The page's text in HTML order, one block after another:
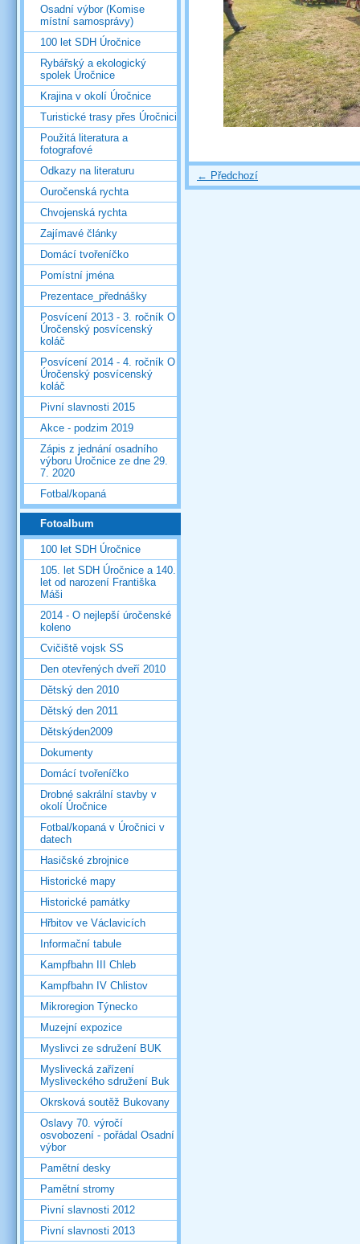
← Předchozí
Osadní výbor (Komise
místní samosprávy)
100 let SDH Úročnice
Rybářský a ekologický
spolek Úročnice
Krajina v okolí Úročnice
Turistické trasy přes Úročnici
Použitá literatura a
fotografové
Odkazy na literaturu
Ouročenská rychta
Chvojenská rychta
Zajímavé články
Domácí tvořeníčko
Pomístní jména
Prezentace_přednášky
Posvícení 2013 - 3. ročník O
Úročenský posvícenský
koláč
Posvícení 2014 - 4. ročník O
Úročenský posvícenský
koláč
Pivní slavnosti 2015
Akce - podzim 2019
Zápis z jednání osadního
výboru Úročnice ze dne 29.
7. 2020
Fotbal/kopaná
Fotoalbum
100 let SDH Úročnice
105. let SDH Úročnice a 140.
let od narození Františka
Máši
2014 - O nejlepší úročenské
koleno
Cvičiště vojsk SS
Den otevřených dveří 2010
Dětský den 2010
Dětský den 2011
Dětskýden2009
Dokumenty
Domácí tvořeníčko
Drobné sakrální stavby v
okolí Úročnice
Fotbal/kopaná v Úročnici v
datech
Hasičské zbrojnice
Historické mapy
Historické památky
Hřbitov ve Václavicích
Informační tabule
Kampfbahn III Chleb
Kampfbahn IV Chlistov
Mikroregion Týnecko
Muzejní expozice
Myslivci ze sdružení BUK
Myslivecká zařízení
Mysliveckého sdružení Buk
Okrsková soutěž Bukovany
Oslavy 70. výročí
osvobození - pořádal Osadní
výbor
Pamětní desky
Pamětní stromy
Pivní slavnosti 2012
Pivní slavnosti 2013